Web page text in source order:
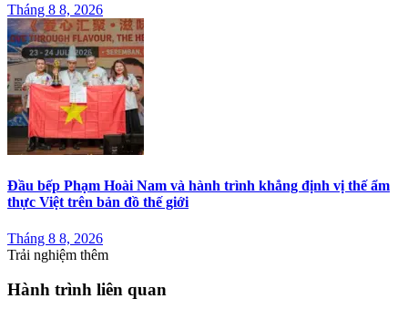
Tháng 8 8, 2026
Đầu bếp Phạm Hoài Nam và hành trình khẳng định vị thế ẩm
thực Việt trên bản đồ thế giới
Tháng 8 8, 2026
Trải nghiệm thêm
Hành trình liên quan